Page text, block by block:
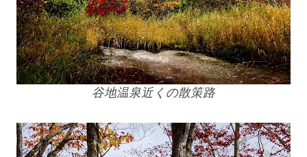
谷地温泉近くの散策路